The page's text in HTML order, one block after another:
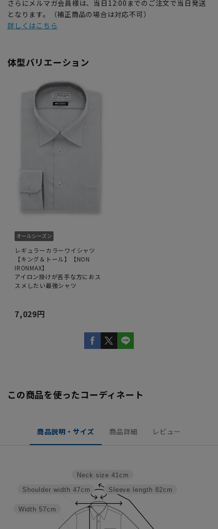
さらにメルマガ会員様は、当日12:00までのご注文で当日発送
となります。（補正商品の場合は対応不可）
詳しくはこちら
体型バリエーション
レギュラーカラーワイシャツ
【キング＆トール】【NON
IRONMAX】
アイロン掛けが苦手な方におス
スメしたい最強シャツ
7,029円
この商品を使ったコーディネート
商品説明・サイズ 商品詳細 レビュー
Sleeve length 82cm
Neck size 41cm
Width 57cm
Shoulder width 47cm